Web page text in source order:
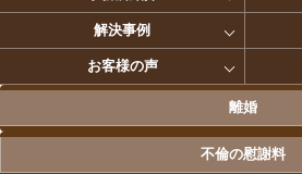
解決事例
お客様の声
離婚
不倫の慰謝料